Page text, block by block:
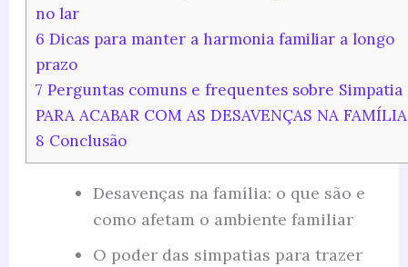
no lar
6 Dicas para manter a harmonia familiar a longo
prazo
7 Perguntas comuns e frequentes sobre Simpatia
PARA ACABAR COM AS DESAVENÇAS NA FAMÍLIA
8 Conclusão
Desavenças na família: o que são e
como afetam o ambiente familiar
O poder das simpatias para trazer